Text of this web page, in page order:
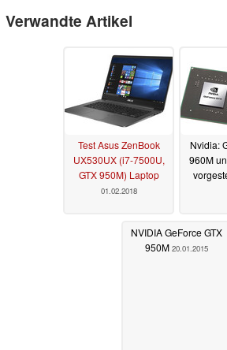
Verwandte Artikel
Test Asus ZenBook
UX530UX (i7-7500U,
GTX 950M) Laptop
01.02.2018
Nvidia:
960M
NVIDIA GeForce GTX
950M 20.01.2015